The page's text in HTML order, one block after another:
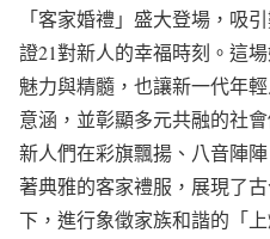
「客家婚禮」盛大登場，吸
證21對新人的幸福時刻。這
魅力與精髓，也讓新一代年
意涵，並彰顯多元共融的社會
新人們在彩旗飄揚、八音陣
著典雅的客家禮服，展現了
下，進行象徵家族和諧的「